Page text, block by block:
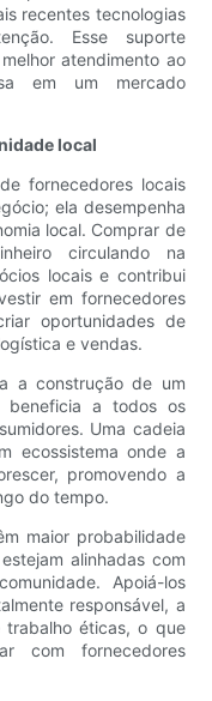
recentes tecnologias
Esse suporte
atendimento ao
em um mercado
local
fornecedores locais
ela desempenha
local. Comprar de
circulando na
locais e contribui
em fornecedores
oportunidades de
e vendas.
a construção de um
beneficia a todos os
Uma cadeia
ecossistema onde a
promovendo a
do tempo.
maior probabilidade
alinhadas com
Apoiá-los
responsável, a
éticas, o que
com fornecedores